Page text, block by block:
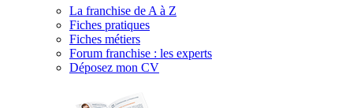
La franchise de A à Z
Fiches pratiques
Fiches métiers
Forum franchise : les experts
Déposez mon CV